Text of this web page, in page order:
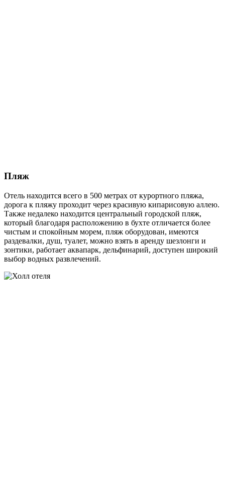
Пляж
Отель находится всего в 500 метрах от курортного пляжа,
дорога к пляжу проходит через красивую кипарисовую аллею.
Также недалеко находится центральный городской пляж,
который благодаря расположению в бухте отличается более
чистым и спокойным морем, пляж оборудован, имеются
раздевалки, душ, туалет, можно взять в аренду шезлонги и
зонтики, работает аквапарк, дельфинарий, доступен широкий
выбор водных развлечений.